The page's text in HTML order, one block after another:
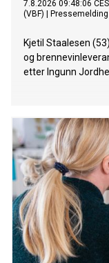
7.8.2026 09:48:06
(VBF)
Pressemelding
Kjetil Staalesen
og
etter Ingunn